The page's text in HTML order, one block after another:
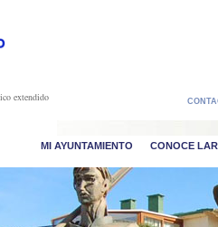
extendido
MI AYUNTAMIENTO CONOCE